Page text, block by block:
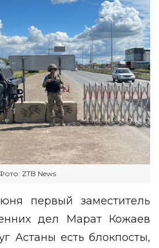
ZTB News
первый заместитель
дел Марат Кожаев
Астаны есть блокпосты,